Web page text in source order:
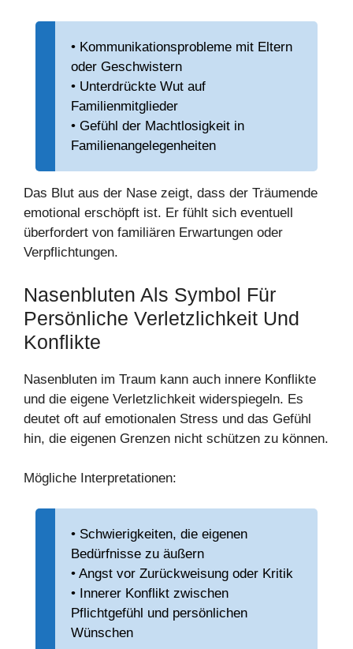
• Kommunikationsprobleme mit Eltern
oder Geschwistern
• Unterdrückte Wut auf
Familienmitglieder
• Gefühl der Machtlosigkeit in
Familienangelegenheiten
Das Blut aus der Nase zeigt, dass der Träumende
emotional erschöpft ist. Er fühlt sich eventuell
überfordert von familiären Erwartungen oder
Verpflichtungen.
Nasenbluten Als Symbol Für
Persönliche Verletzlichkeit Und
Konflikte
Nasenbluten im Traum kann auch innere Konflikte
und die eigene Verletzlichkeit widerspiegeln. Es
deutet oft auf emotionalen Stress und das Gefühl
hin, die eigenen Grenzen nicht schützen zu können.
Mögliche Interpretationen:
• Schwierigkeiten, die eigenen
Bedürfnisse zu äußern
• Angst vor Zurückweisung oder Kritik
• Innerer Konflikt zwischen
Pflichtgefühl und persönlichen
Wünschen